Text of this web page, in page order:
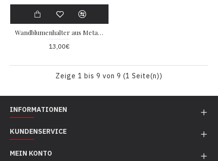
Wandblumenhalter aus Metall mit Trauben Motiv
13,00€
Zeige 1 bis 9 von 9 (1 Seite(n))
INFORMATIONEN
KUNDENSERVICE
MEIN KONTO